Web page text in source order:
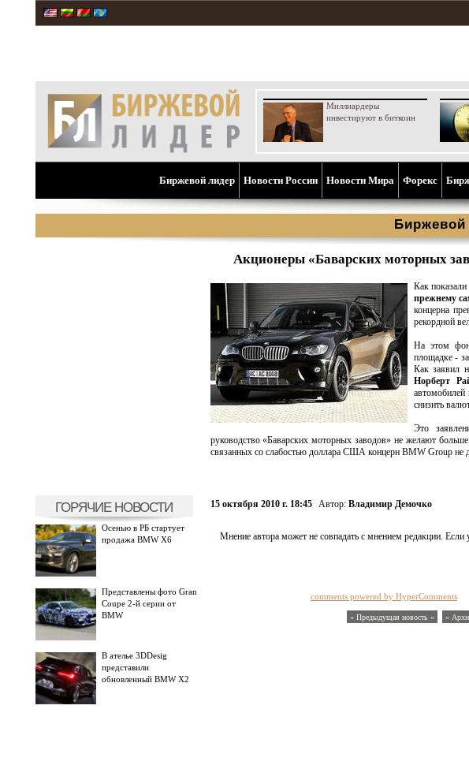
Миллиардеры
инвестируют в биткоин
Биржевой лидер Новости России Новости Мира Форекс
Биржевой
ГОРЯЧИЕ НОВОСТИ
Осенью в РБ стартует
продажа BMW X6
Представлены фото Gran
Coupe 2-й серии от
BMW
В ателье 3DDesig
представили
обновленный BMW X2
Акционеры «Баварских моторных
Как
прежнему
концерна
рекордной
На этом
площадке -
Как заявил
Норберт
автомобилей
снизить
Это
руководство «Баварских моторных заводов» не желают
связанных со слабостью доллара США концерн BMW Group не
15 октября 2010 г. 18:45 Автор: Владимир Демочко
Мнение автора может не совпадать с мнением редакции.
comments powered by HyperComments
« Предыдущая новость « »